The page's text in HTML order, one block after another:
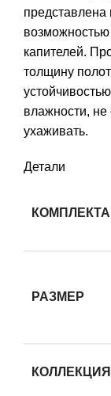
представлена
возможностью
капителей.
толщину
влажности,
ухаживать.
Детали
РАЗМЕР
КОЛЛЕКЦИЯ